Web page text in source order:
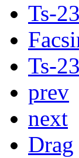
Ts-
Ts-
prev
next
Drag